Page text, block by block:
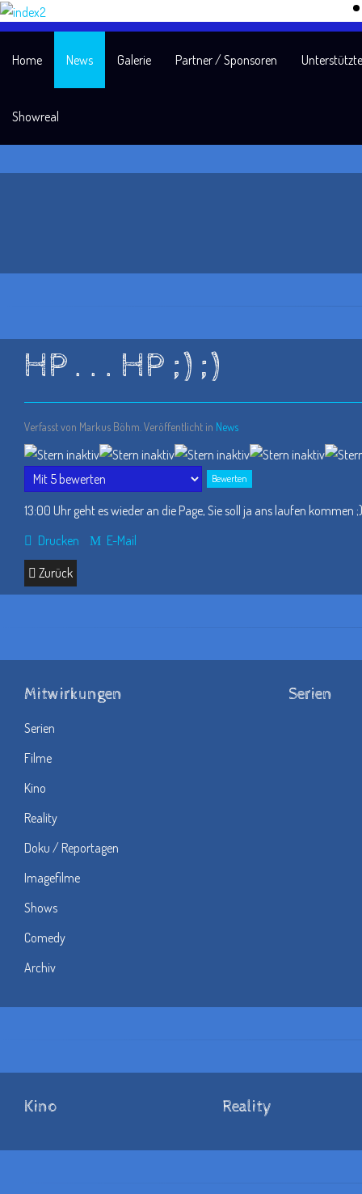
Home News Galerie Partner / Sponsoren
Showreal
HP . . . HP ;) ;)
Verfasst von Markus Böhm. Veröffentlicht in News
Bitte
13:00 Uhr geht es wieder an die Page, Sie soll ja ans laufen kommen
Drucken
E-Mail
Zurück
Mitwirkungen
Serien
Filme
Kino
Reality
Doku / Reportagen
Imagefilme
Shows
Comedy
Archiv
Serien
Kino Reality